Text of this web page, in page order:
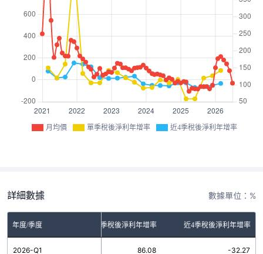
月均價 單季稅後淨利年增率 近4季稅後淨利年增率
詳細數據 數據單位：%
年度/季度 單季稅後淨利年增率 近4季稅後淨利年增率
2026-Q1 86.08 -32.27